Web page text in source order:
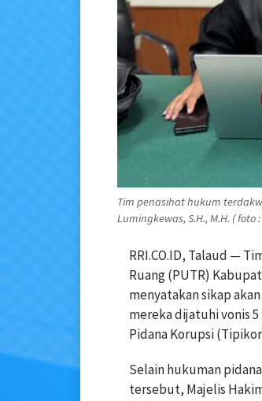
Tim penasihat hukum
Lumingkewas, S.H., M.H. ( foto :
RRI.CO.ID, Talaud —
Ruang (PUTR)
menyatakan sikap
mereka dijatuhi vonis
Pidana Korupsi
Selain hukuman
tersebut, Majelis